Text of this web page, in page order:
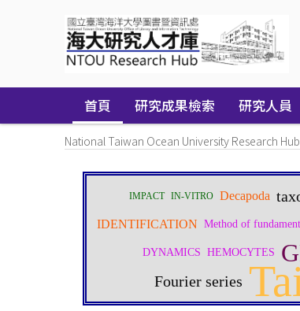
首頁 研究成果檢索 研究人員
National Taiwan Ocean University Research Hub